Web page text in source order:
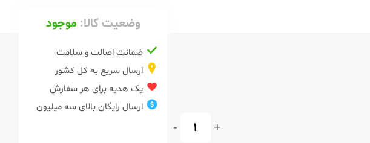
+
-
وضعیت کالا: موجود
ضمانت اصالت و سلامت
ارسال سریع به کل کشور
یک هدیه برای هر سفارش
ارسال رایگان بالای سه میلیون